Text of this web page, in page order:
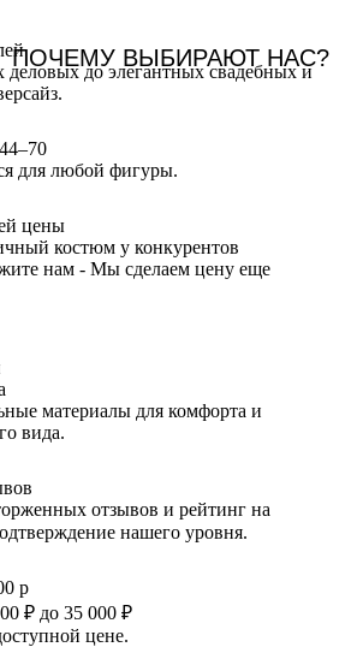
ПОЧЕМУ ВЫБИРАЮТ НАС?
деловых до элегантных свадебных и
для любой фигуры.
цены
костюм у конкурентов
нам - Мы сделаем цену еще
материалы для комфорта и
вида.
отзывов и рейтинг на
нашего уровня.
р
₽ до 35 000 ₽
цене.